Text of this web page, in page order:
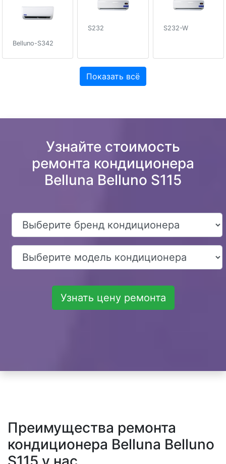
Belluno-S342
S232 S232-W
Показать всё
Узнайте стоимость
ремонта кондиционера
Belluna Belluno S115
Узнать цену ремонта
Преимущества ремонта
кондиционера Belluna Belluno